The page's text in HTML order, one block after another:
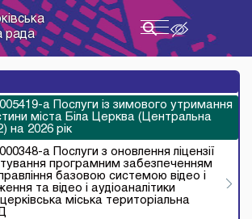
Toggle
navigation
рада
a Послуги із зимового утримання
міста Біла Церква (Центральна
на 2026 рік
a Послуги з оновлення ліцензії
програмним забезпеченням
базовою системою відео і
та відео і аудіоаналітики
міська територіальна